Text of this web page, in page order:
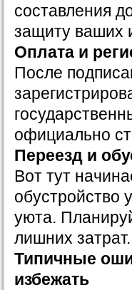
составления
защиту ваших
Оплата и
После
официально
Переезд и
Вот тут
обустройство
уюта.
лишних затрат.
Типичные
избежать